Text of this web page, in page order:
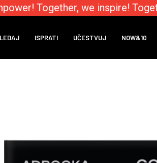
Together, we inspire!
ISPRATI UČESTVUJ NOW&10